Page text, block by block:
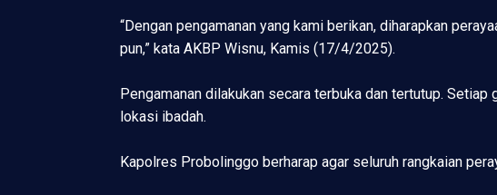
“Dengan pengamanan yang kami berikan, diharapkan
pun,” kata AKBP Wisnu, Kamis (17/4/2025).
Pengamanan dilakukan secara terbuka dan tertutup.
lokasi ibadah.
Kapolres Probolinggo berharap agar seluruh rangkaian